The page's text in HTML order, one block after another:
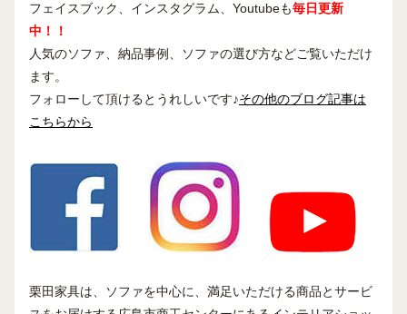
フェイスブック、インスタグラム、Youtubeも毎日更新
中！！
人気のソファ、納品事例、ソファの選び方などご覧いただけ
ます。
フォローして頂けるとうれしいです♪その他のブログ記事は
こちらから
栗田家具は、ソファを中心に、満足いただける商品とサービ